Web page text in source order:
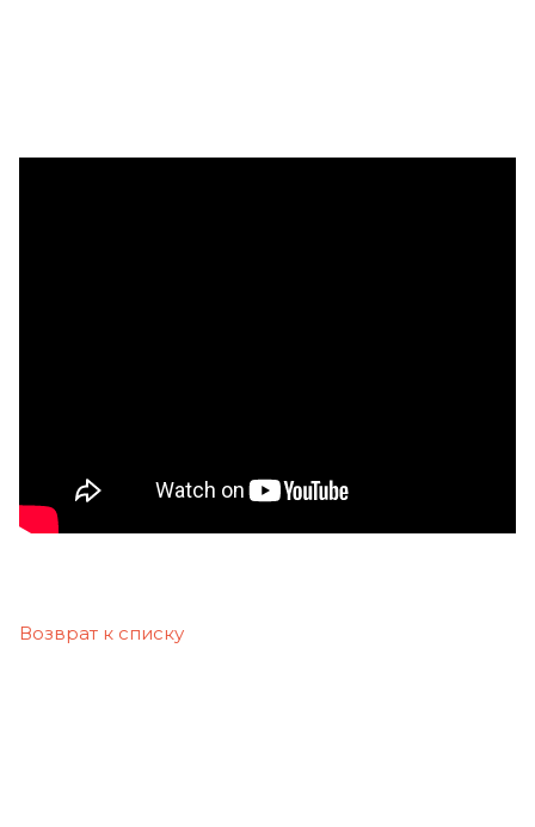
Возврат к списку